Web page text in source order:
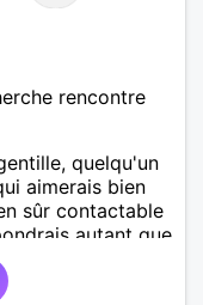
rencontre
quelqu'un
aimerais bien
sûr contactable
autant que